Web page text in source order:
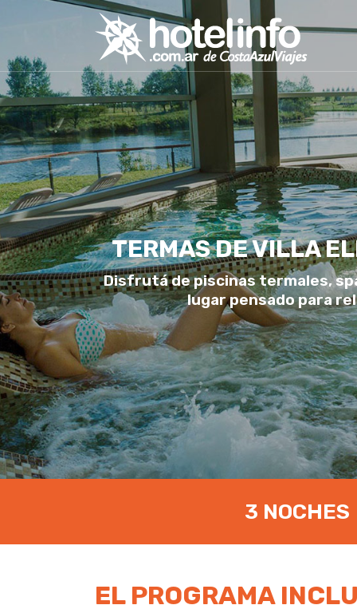
TERMAS DE VILLA
Disfrutá de piscinas termales,
lugar pensado para
3 NOCHES
EL PROGRAMA